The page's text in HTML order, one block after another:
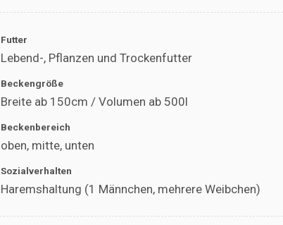
Futter
Lebend-, Pflanzen und Trockenfutter
Beckengröße
Breite ab 150cm / Volumen ab 500l
Beckenbereich
oben, mitte, unten
Sozialverhalten
Haremshaltung (1 Männchen, mehrere Weibchen)